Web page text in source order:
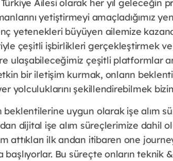
Ailesi olarak her yıl geleceğin
yetiştirmeyi amaçladığımız
yetenekleri büyüyen ailemize
çeşitli işbirlikleri gerçekleştirmek
ulaşabileceğimiz çeşitli platformlar
bir iletişim kurmak, onların beklenti
yolculuklarını şekillendirebilmek
uygun olarak işe alım
dijital işe alım süreçlerimize dahil
attıkları ilk andan itibaren one
başlıyorlar. Bu süreçte onların teknik